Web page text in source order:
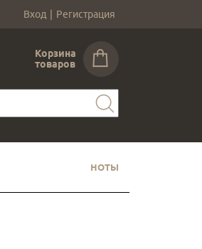
Вход | Регистрация
Корзина
товаров
НОТЫ